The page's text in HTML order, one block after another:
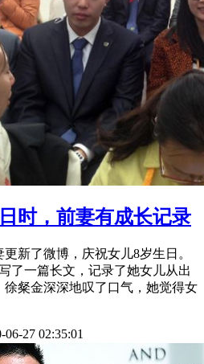
时，前妻有成长记录
新了微博，庆祝女儿8岁生日。
了一篇长文，记录了她女儿从出
徐粲金深深地叹了口气，她觉得女
27 02:35:01